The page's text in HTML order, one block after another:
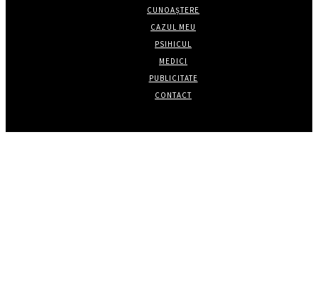
CUNOAȘTERE
CAZUL MEU
PSIHICUL
MEDICI
PUBLICITATE
CONTACT